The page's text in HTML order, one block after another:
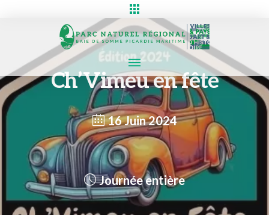
Ch’Vimeu en fête
16 Juin 2024
Journée entière